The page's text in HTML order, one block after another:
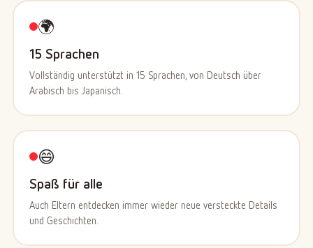
🌍
15 Sprachen
Vollständig unterstützt in 15 Sprachen, von Deutsch über
Arabisch bis Japanisch.
😄
Spaß für alle
Auch Eltern entdecken immer wieder neue versteckte Details
und Geschichten.